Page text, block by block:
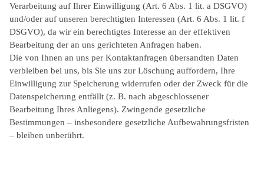
Verarbeitung auf Ihrer Einwilligung (Art. 6 Abs. 1 lit. a DSGVO)
und/oder auf unseren berechtigten Interessen (Art. 6 Abs. 1 lit. f
DSGVO), da wir ein berechtigtes Interesse an der effektiven
Bearbeitung der an uns gerichteten Anfragen haben.
Die von Ihnen an uns per Kontaktanfragen übersandten Daten
verbleiben bei uns, bis Sie uns zur Löschung auffordern, Ihre
Einwilligung zur Speicherung widerrufen oder der Zweck für die
Datenspeicherung entfällt (z. B. nach abgeschlossener
Bearbeitung Ihres Anliegens). Zwingende gesetzliche
Bestimmungen – insbesondere gesetzliche Aufbewahrungsfristen
– bleiben unberührt.